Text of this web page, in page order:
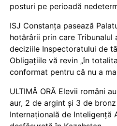
posturi pe perioadă
ISJ Constanța pasează
hotărârii prin care Tribunalul
deciziile Inspectoratului de
Obligațiile vă revin „în
conformat pentru că nu a
ULTIMĂ ORĂ Elevii români
aur, 2 de argint și 3 de
Internațională de Inteligență